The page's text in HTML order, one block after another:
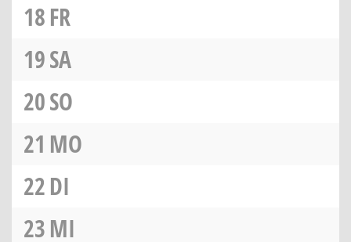
18FR
19SA
20SO
21 MO
22DI
23MI